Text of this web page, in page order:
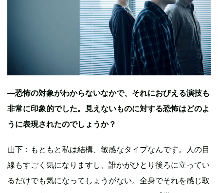
—恐怖の対象がわからないなかで、それにおびえる演技も
非常に印象的でした。見えないものに対する恐怖はどのよ
うに表現されたのでしょうか？
山下：もともと私は結構、敏感なタイプなんです。人の目
線もすごく気になりますし、誰かがひとり後ろに立ってい
るだけでも気になってしょうがない。全身でそれを感じ取